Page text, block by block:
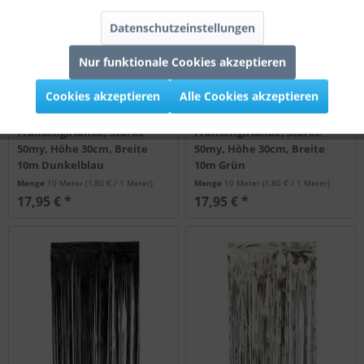
Fransengirlande, Stärke
50my, Höhe 30cm, Breite
10m Dunkelblau
Menge 10 Meter(1,80 € / 1 Meter)
17,95 € *
Fransengirlande, Stärke
50my, Höhe 30cm, Breite
10m Grün
Menge 10 Meter(1,80 € / 1 Meter)
17,95 € *
Datenschutzeinstellungen
Nur funktionale Cookies akzeptieren
Cookies akzeptieren Alle Cookies akzeptieren